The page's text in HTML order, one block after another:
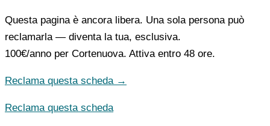
Questa pagina è ancora libera. Una sola persona può
reclamarla — diventa la tua, esclusiva.
100€/anno per Cortenuova. Attiva entro 48 ore.
Reclama questa scheda →
Reclama questa scheda